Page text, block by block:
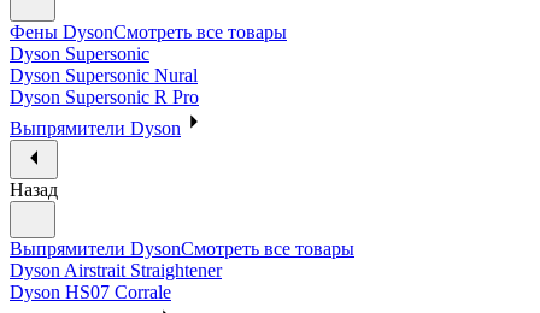
Фены DysonСмотреть все товары
Dyson Supersonic
Dyson Supersonic Nural
Dyson Supersonic R Pro
Выпрямители Dyson
Назад
Выпрямители DysonСмотреть все товары
Dyson Airstrait Straightener
Dyson HS07 Corrale